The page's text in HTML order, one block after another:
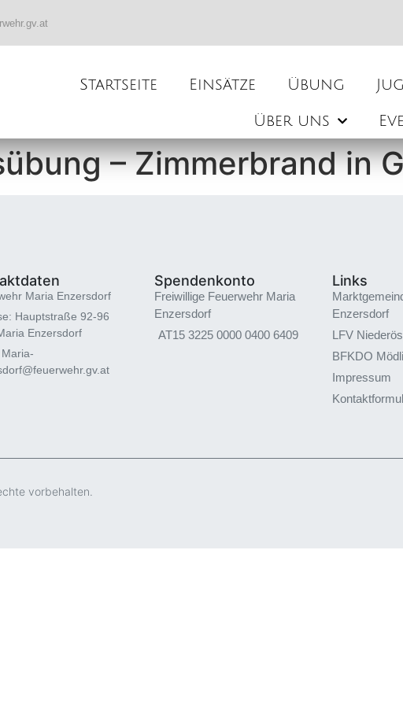
Startseite Einsätze Übung
Über uns
– Zimmerbrand in
Maria Enzersdorf
Hauptstraße 92-96
Enzersdorf
Spendenkonto
Freiwillige Feuerwehr Maria
Enzersdorf
AT15 3225 0000 0400 6409
Links
Enzersdorf
LFV
BFKDO
Impressum
vorbehalten.